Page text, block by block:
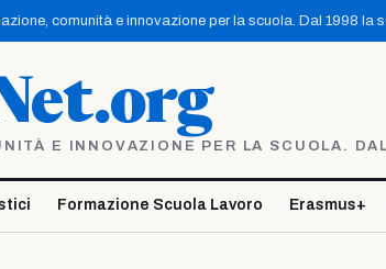
comunità e innovazione per la scuola. Dal 1998 la
E INNOVAZIONE PER LA SCUOLA.
Formazione Scuola Lavoro Erasmus+